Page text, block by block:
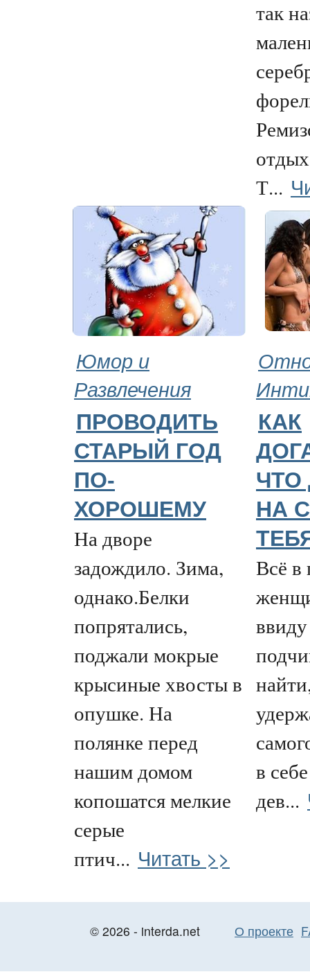
так
Т...
Юмор и
Развлечения
ПРОВОДИТЬ
СТАРЫЙ ГОД
ПО-
ХОРОШЕМУ
На дворе
задождило. Зима,
однако.Белки
попрятались,
поджали мокрые
крысиные хвосты в
опушке. На
полянке перед
нашим домом
копошатся мелкие
серые
птич... Читать >>
КАК
ЧТО
НА
Всё в
в
дев...
© 2026 - interda.net О проекте